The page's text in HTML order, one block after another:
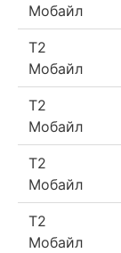
Мобайл
Т2
Мобайл
Т2
Мобайл
Т2
Мобайл
Т2
Мобайл